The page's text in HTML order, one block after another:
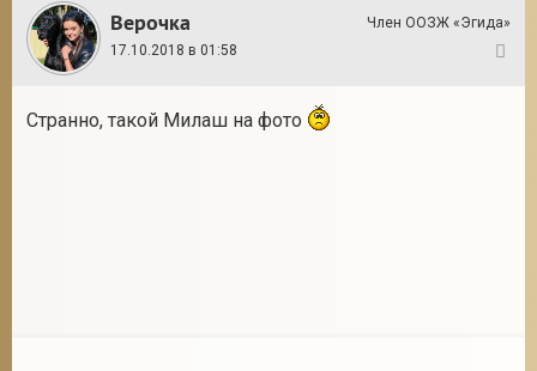
Верочка
Член ООЗЖ «Эгида»
17.10.2018 в 01:58
Странно, такой Милаш на фото